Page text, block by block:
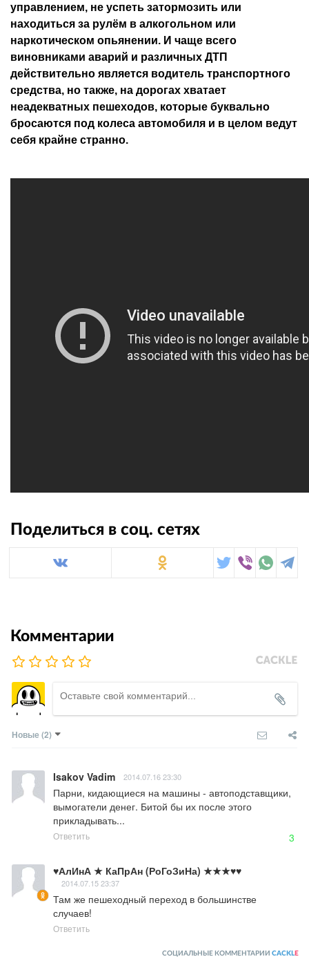
управлением, не успеть затормозить или
находиться за рулём в алкогольном или
наркотическом опьянении. И чаще всего
виновниками аварий и различных ДТП
действительно является водитель транспортного
средства, но также, на дорогах хватает
неадекватных пешеходов, которые буквально
бросаются под колеса автомобиля и в целом ведут
себя крайне странно.
Поделиться в соц. сетях
Комментарии
Новые (2)
Isakov Vadim 2014.07.16 23:30
Парни, кидающиеся на машины - автоподставщики,
вымогатели денег. Битой бы их после этого
прикладывать...
Ответить 3
♥АлИнА ★ КаПрАн (РоГоЗиНа) ★★★♥♥
2014.07.15 23:37
Там же пешеходный переход в большинстве
случаев!
Ответить
СОЦИАЛЬНЫЕ КОММЕНТАРИИ CACKL E